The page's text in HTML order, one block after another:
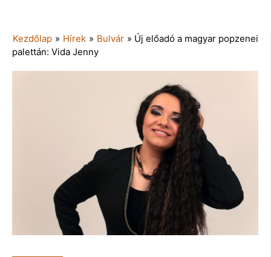
Kezdőlap » Hírek » Bulvár » Új előadó a magyar popzenei
palettán: Vida Jenny